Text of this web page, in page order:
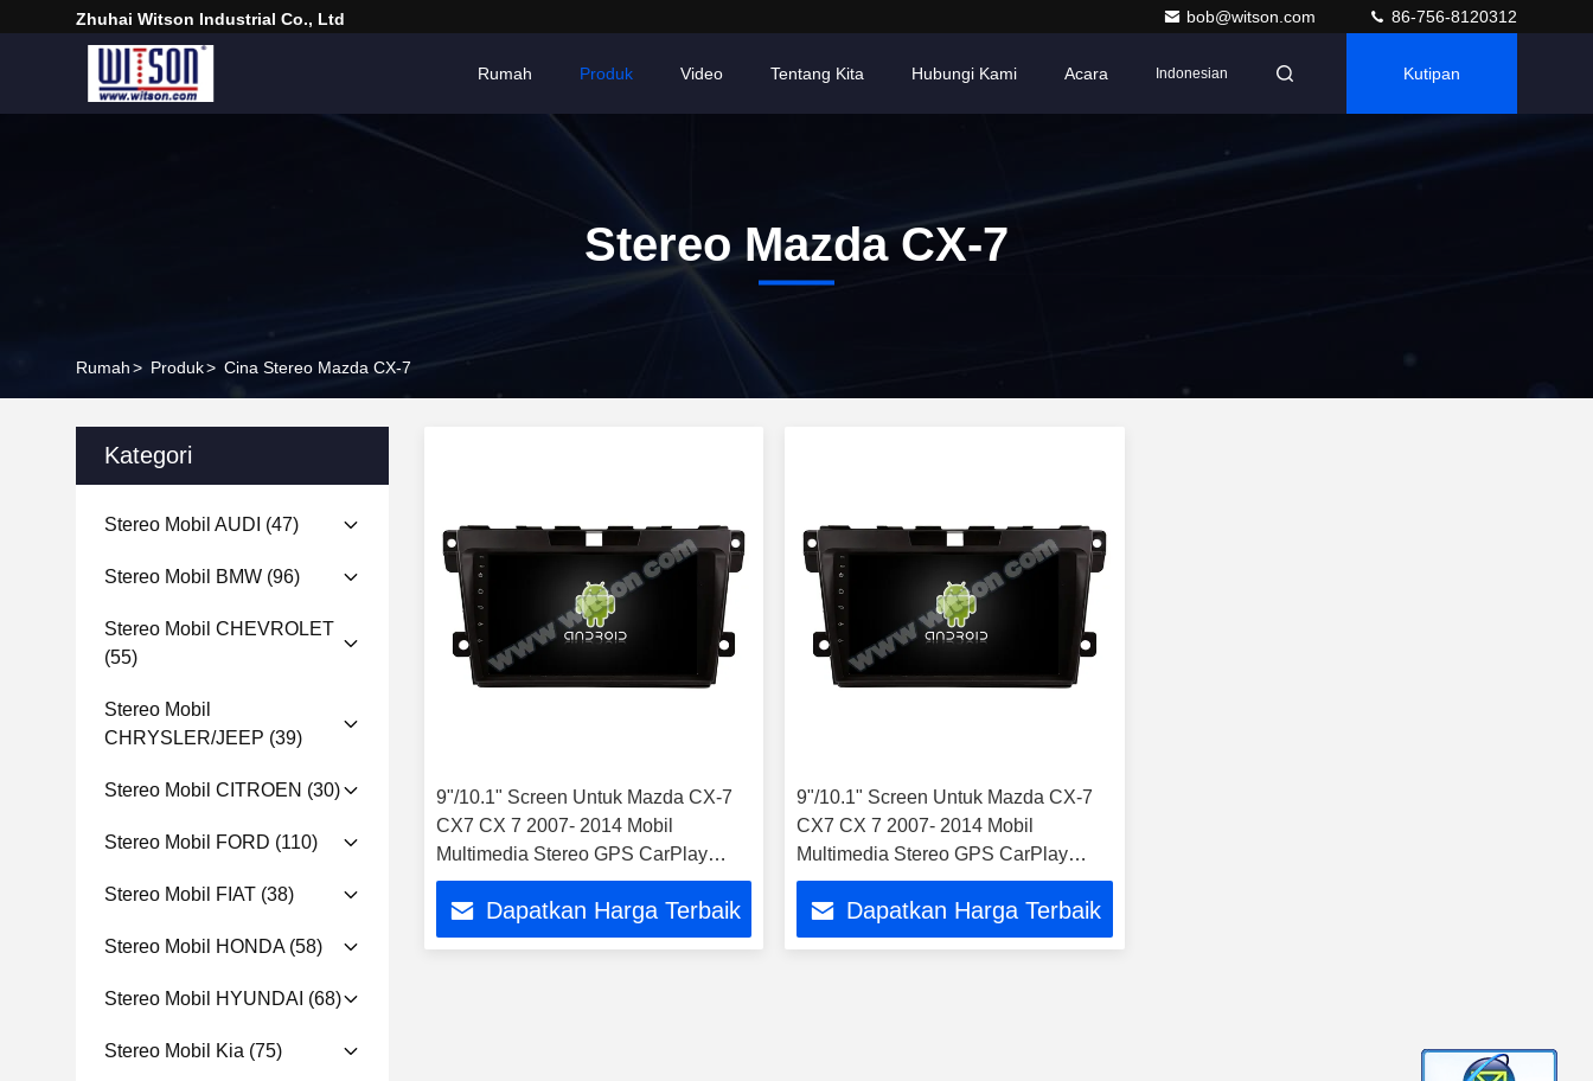
Zhuhai Witson Industrial Co., Ltd bob@witson.com 86-756-8120312
Rumah Produk Video Tentang Kita Hubungi Kami Acara Indonesian Kutipan
Stereo Mazda CX-7
Rumah> Produk> Cina Stereo Mazda CX-7
Kategori
Stereo Mobil AUDI (47)
Stereo Mobil BMW (96)
Stereo Mobil CHEVROLET
(55)
Stereo Mobil
CHRYSLER/JEEP (39)
Stereo Mobil CITROEN (30)
Stereo Mobil FORD (110)
Stereo Mobil FIAT (38)
Stereo Mobil HONDA(58)
Stereo Mobil HYUNDAI (68)
Stereo Mobil Kia (75)
9"/10.1" Screen Untuk Mazda CX-7
CX7 CX 7 2007- 2014 Mobil
Multimedia Stereo GPS CarPlay
Player
Dapatkan Harga Terbaik
9"/10.1" Screen Untuk Mazda CX-7
CX7 CX 7 2007- 2014 Mobil
Multimedia Stereo GPS CarPlay
Player
Dapatkan Harga Terbaik